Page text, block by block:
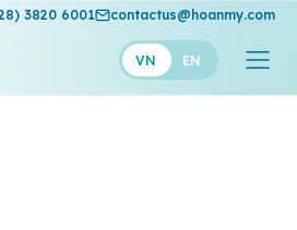
3820 6001 contactus@hoanmy.com
VN EN